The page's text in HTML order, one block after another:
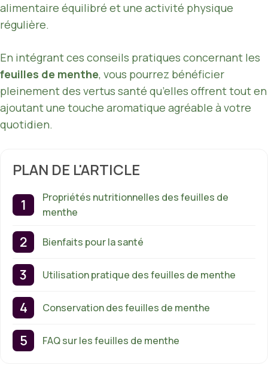
alimentaire équilibré et une activité physique
régulière.
En intégrant ces conseils pratiques concernant les
feuilles de menthe, vous pourrez bénéficier
pleinement des vertus santé qu’elles offrent tout en
ajoutant une touche aromatique agréable à votre
quotidien.
PLAN DE L'ARTICLE
Propriétés nutritionnelles des feuilles de
menthe
Bienfaits pour la santé
Utilisation pratique des feuilles de menthe
Conservation des feuilles de menthe
FAQ sur les feuilles de menthe